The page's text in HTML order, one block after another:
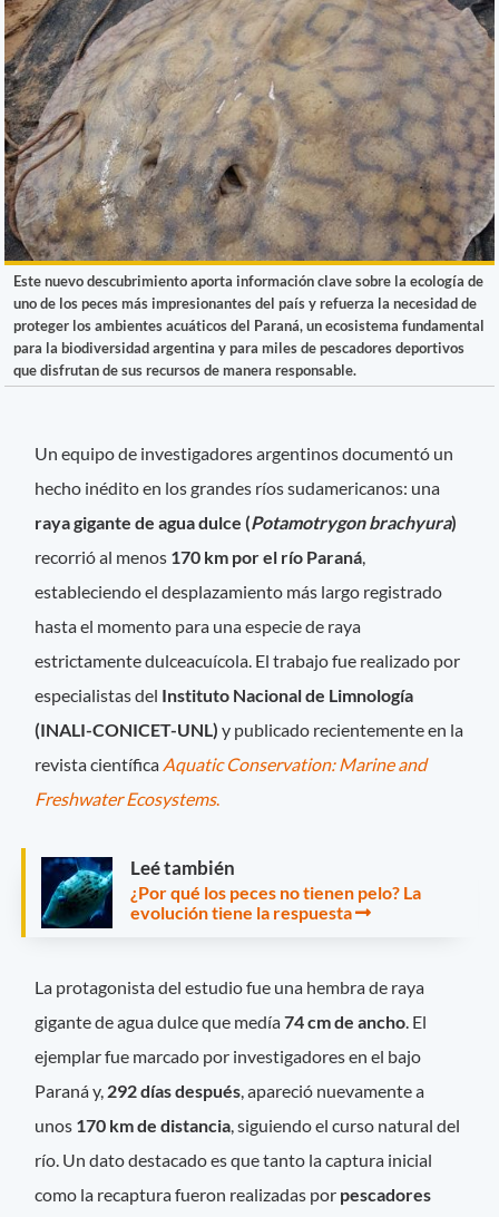
Este nuevo descubrimiento aporta información clave sobre la ecología de
uno de los peces más impresionantes del país y refuerza la necesidad de
proteger los ambientes acuáticos del Paraná, un ecosistema fundamental
para la biodiversidad argentina y para miles de pescadores deportivos
que disfrutan de sus recursos de manera responsable.
Un equipo de investigadores argentinos documentó un
hecho inédito en los grandes ríos sudamericanos: una
raya gigante de agua dulce (Potamotrygon brachyura)
recorrió al menos 170 km por el río Paraná
estableciendo el desplazamiento más largo registrado
hasta el momento para una especie de raya
estrictamente dulceacuícola. El trabajo fue realizado por
especialistas del Instituto Nacional de Limnología
(INALI-CONICET-UNL) y publicado recientemente en la
revista científica Aquatic Conservation: Marine and
Freshwater Ecosystems.
Leé también
¿Por qué los peces no tienen pelo? La
evolución tiene la respuesta
La protagonista del estudio fue una hembra de raya
gigante de agua dulce que medía74 cm de ancho. El
ejemplar fue marcado por investigadores en el bajo
Paraná y, 292 días después, apareció nuevamente a
unos 170 km de distancia, siguiendo el curso natural del
río. Un dato destacado es que tanto la captura inicial
como la recaptura fueron realizadas por pescadores